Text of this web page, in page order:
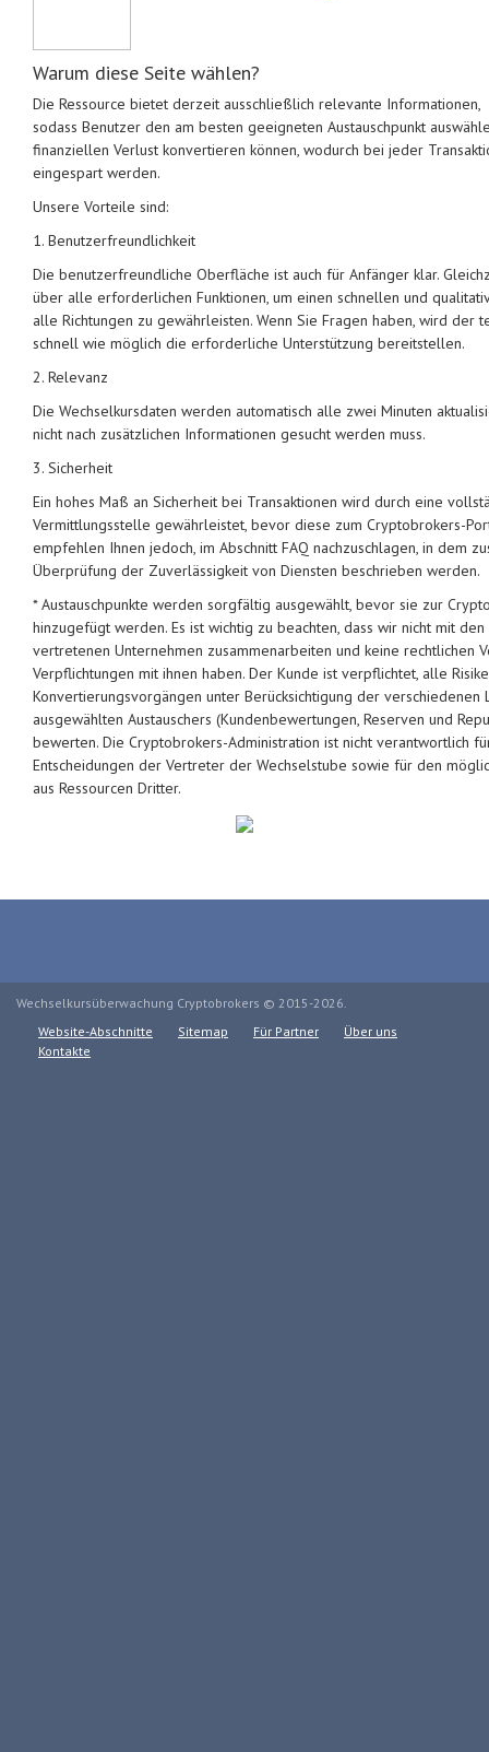
Warum diese Seite wählen?
Die Ressource bietet derzeit ausschließlich relevante Informationen,
sodass Benutzer den am besten geeigneten Austauschpunkt
finanziellen Verlust konvertieren können, wodurch bei jeder
eingespart werden.
Unsere Vorteile sind:
1. Benutzerfreundlichkeit
Die benutzerfreundliche Oberfläche ist auch für Anfänger klar.
über alle erforderlichen Funktionen, um einen schnellen und
alle Richtungen zu gewährleisten. Wenn Sie Fragen haben, wird der
schnell wie möglich die erforderliche Unterstützung bereitstellen.
2. Relevanz
Die Wechselkursdaten werden automatisch alle zwei Minuten
nicht nach zusätzlichen Informationen gesucht werden muss.
3. Sicherheit
Ein hohes Maß an Sicherheit bei Transaktionen wird durch eine
Vermittlungsstelle gewährleistet, bevor diese zum Cryptobrokers-
empfehlen Ihnen jedoch, im Abschnitt FAQ nachzuschlagen, in dem
Überprüfung der Zuverlässigkeit von Diensten beschrieben werden.
* Austauschpunkte werden sorgfältig ausgewählt, bevor sie zur
hinzugefügt werden. Es ist wichtig zu beachten, dass wir nicht mit
vertretenen Unternehmen zusammenarbeiten und keine rechtlichen
Verpflichtungen mit ihnen haben. Der Kunde ist verpflichtet, alle
Konvertierungsvorgängen unter Berücksichtigung der verschiedenen
ausgewählten Austauschers (Kundenbewertungen, Reserven und
bewerten. Die Cryptobrokers-Administration ist nicht verantwortlich
Entscheidungen der Vertreter der Wechselstube sowie für den
aus Ressourcen Dritter.
Wechselkursüberwachung Cryptobrokers © 2015-2026.
Website-Abschnitte
Sitemap Für Partner
Über uns
Kontakte